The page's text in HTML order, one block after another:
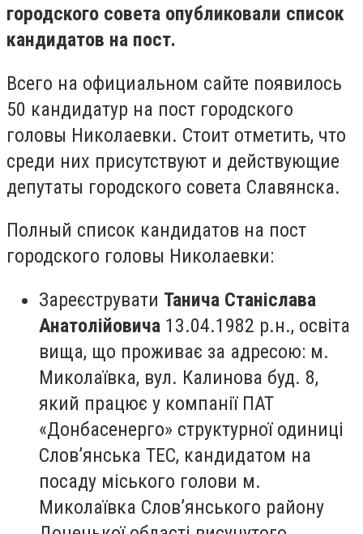
городского совета опубликовали список
кандидатов на пост.
Всего на официальном сайте появилось
50 кандидатур на пост городского
головы Николаевки. Стоит отметить, что
среди них присутствуют и действующие
депутаты городского совета Славянска.
Полный список кандидатов на пост
городского головы Николаевки:
Зареєструвати Танича Станіслава
Анатолійовича 13.04.1982 р.н., освіта
вища, що проживає за адресою: м.
Миколаївка, вул. Калинова буд. 8,
який працює у компанії ПАТ
«Донбасенерго» структурної одиниці
Слов’янська ТЕС, кандидатом на
посаду міського голови м.
Миколаївка Слов’янського району